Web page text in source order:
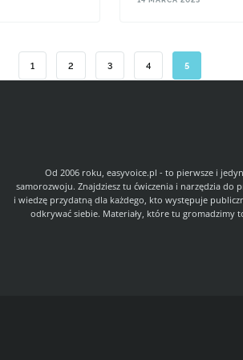
środek o działaniu
1 2 3 4 5
Od 2006 roku, easyvoice.pl - to pierwsze i
samorozwoju. Znajdziesz tu ćwiczenia i narzędzia do
i wiedzę przydatną dla każdego, kto występuje
odkrywać siebie. Materiały, które tu gromadzimy